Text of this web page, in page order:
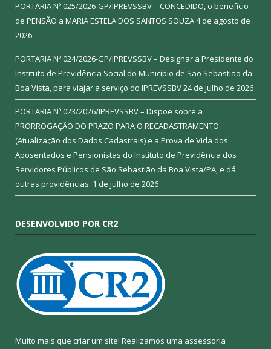
PORTARIA Nº 025/2026-GP/IPREVSSBV – CONCEDIDO, o benefício
de PENSÃO a MARIA ESTELA DOS SANTOS SOUZA4 de agosto de
2026
PORTARIA Nº 024/2026-GP/IPREVSSBV – Designar a Presidente do
Instituto de Previdência Social do Município de São Sebastião da
Boa Vista, para viajar a serviço do IPREVSSBV24 de julho de 2026
PORTARIA Nº 023/2026/IPREVSSBV – Dispõe sobre a
PRORROGAÇÃO DO PRAZO PARA O RECADASTRAMENTO
(Atualização dos Dados Cadastrais) e a Prova de Vida dos
Aposentados e Pensionistas do Instituto de Previdência dos
Servidores Públicos de São Sebastião da Boa Vista/PA, e dá
outras providências. 1 de julho de 2026
DESENVOLVIDO POR CR2
Muito mais que criar um site! Realizamos uma assessoria